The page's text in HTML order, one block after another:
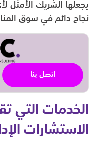
يجعلها الشريك الأمثل
نجاح دائم في سوق
اتصل بنا
الخدمات التي
الاستشارات